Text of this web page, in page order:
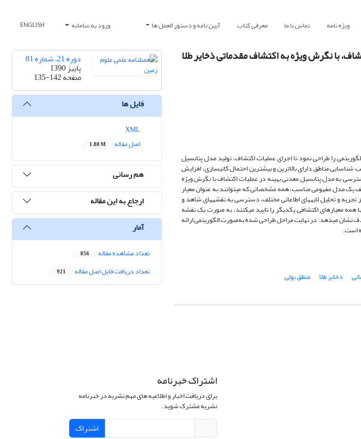
ویژه نامه تماس با ما معرفی کتاب آیین نامه و دستور العمل ها ورود به سامانه ENGLISH
با نگرش ویژه به اکتشاف مقدماتی ذخایر طلا
را طراحی نمود تا اجرای عملیات اکتشاف، تولید مدل پتانسیل
مناطق دارای بالاترین و بیشترین احتمال کانی­سازی، افزایش
به مدل پتانسیل معدنی بهینه در عملیات اکتشاف با نگرش ویژه
یک مدل مفهومی مناسب، همه مشخصاتی که می­توانند به عنوان معیار
و تحلیل لایه­های اطاعاتی مختلف، دسترسی به نقشه­های شاهد و
همه معیارهای اکتشافی یکدیگر را تایید می­کنند، به صورت یک نقشه
نشان می­دهد. در نهایت مراحل طراحی شده به‌صورت الگوریتمی ارائه
است.
ذخایر طلا
منطق بولی
دوره 21، شماره 81
پاییز 1390
صفحه135-142
فایل ها
اصل مقاله
1.88 M
هم رسانی
ارجاع به این مقاله
آمار
تعداد مشاهده مقاله 856
تعداد دریافت فایل اصل مقاله 921
اشتراک خبرنامه
برای دریافت اخبار و اطلاعیه های مهم نشریه در خبرنامه
نشریه مشترک شوید.
اشتراک